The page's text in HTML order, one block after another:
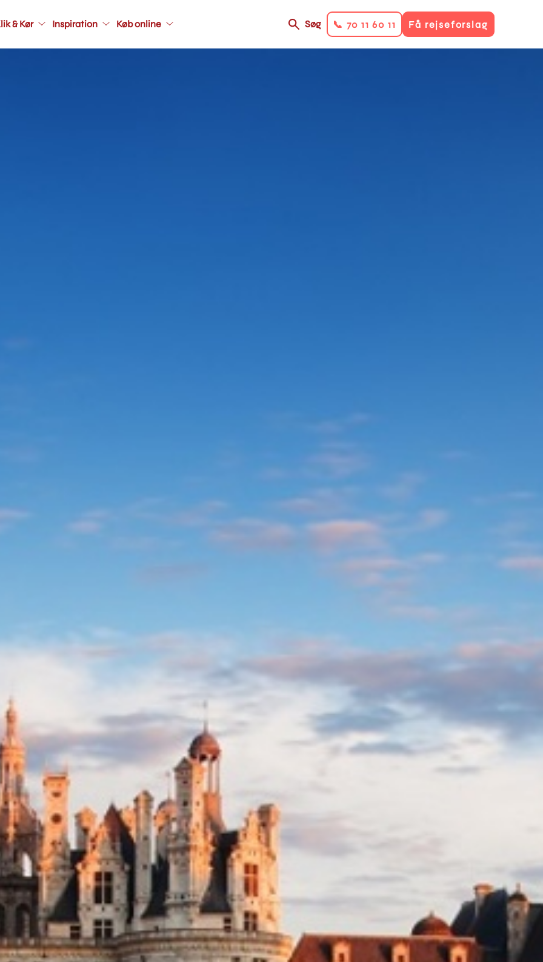
& Kør Inspiration Køb online
secondary
Søg 📞 70 11 60 11 Få rejseforslag